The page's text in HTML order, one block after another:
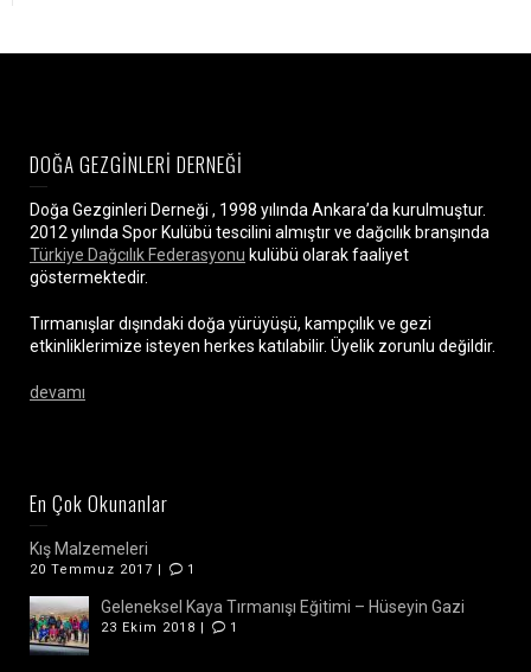
DOĞA GEZGİNLERİ DERNEĞİ
Doğa Gezginleri Derneği , 1998 yılında Ankara’da kurulmuştur.
2012 yılında Spor Kulübü tescilini almıştır ve dağcılık branşında
Türkiye Dağcılık Federasyonu kulübü olarak faaliyet
göstermektedir.
Tırmanışlar dışındaki doğa yürüyüşü, kampçılık ve gezi
etkinliklerimize isteyen herkes katılabilir. Üyelik zorunlu değildir.
devamı
En Çok Okunanlar
Kış Malzemeleri
20 Temmuz 2017 | 1
Geleneksel Kaya Tırmanışı Eğitimi – Hüseyin Gazi
23 Ekim 2018 | 1